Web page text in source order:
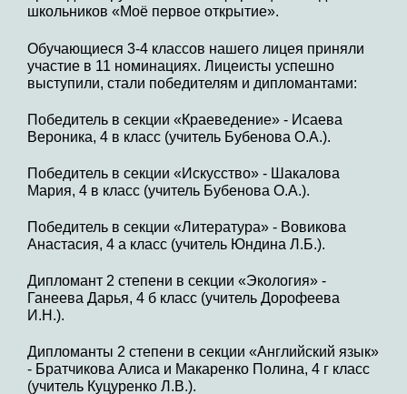
школьников «Моё первое открытие».
Обучающиеся 3-4 классов нашего лицея приняли
участие в 11 номинациях. Лицеисты успешно
выступили, стали победителям и дипломантами:
Победитель в секции «Краеведение» - Исаева
Вероника, 4 в класс (учитель Бубенова О.А.).
Победитель в секции «Искусство» - Шакалова
Мария, 4 в класс (учитель Бубенова О.А.).
Победитель в секции «Литература» - Вовикова
Анастасия, 4 а класс (учитель Юндина Л.Б.).
Дипломант 2 степени в секции «Экология» -
Ганеева Дарья, 4 б класс (учитель Дорофеева
И.Н.).
Дипломанты 2 степени в секции «Английский язык»
- Братчикова Алиса и Макаренко Полина, 4 г класс
(учитель Куцуренко Л.В.).